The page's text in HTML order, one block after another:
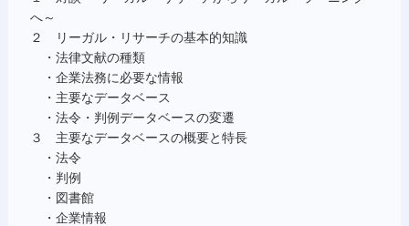
へ～
２ リーガル・リサーチの基本的知識
・法律文献の種類
・企業法務に必要な情報
・主要なデータベース
・法令・判例データベースの変遷
３ 主要なデータベースの概要と特長
・法令
・判例
・図書館
・企業情報